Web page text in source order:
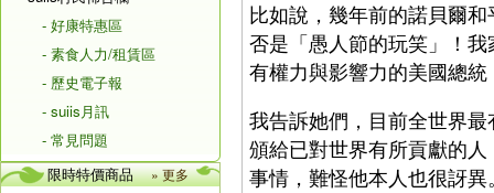
- 好康特惠區
- 素食人力/租賃區
- 歷史電子報
- suiis月訊
- 常見問題
限時特價商品
» 更多
比如說，幾年前的諾貝爾
否是「愚人節的玩笑」！
有權力與影響力的美國總
我告訴她們，目前全世界
頒給已對世界有所貢獻的
事情，難怪他本人也很訝異